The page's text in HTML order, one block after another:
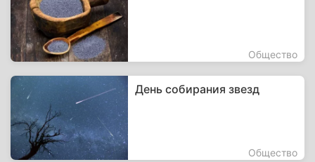
Общество
День собирания звезд
Общество